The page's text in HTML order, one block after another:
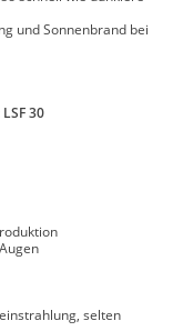
und Sonnenbrand bei
30
selten